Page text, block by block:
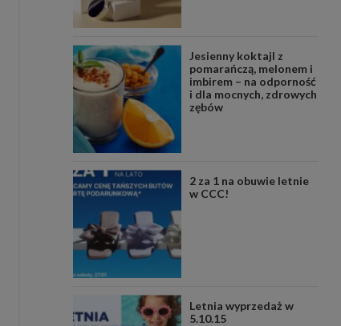
Jesienny koktajl z
pomarańczą, melonem i
imbirem – na odporność
i dla mocnych, zdrowych
zębów
2 za 1 na obuwie letnie
w CCC!
Letnia wyprzedaż w
5.10.15